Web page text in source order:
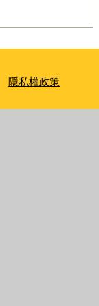
隱私權政策